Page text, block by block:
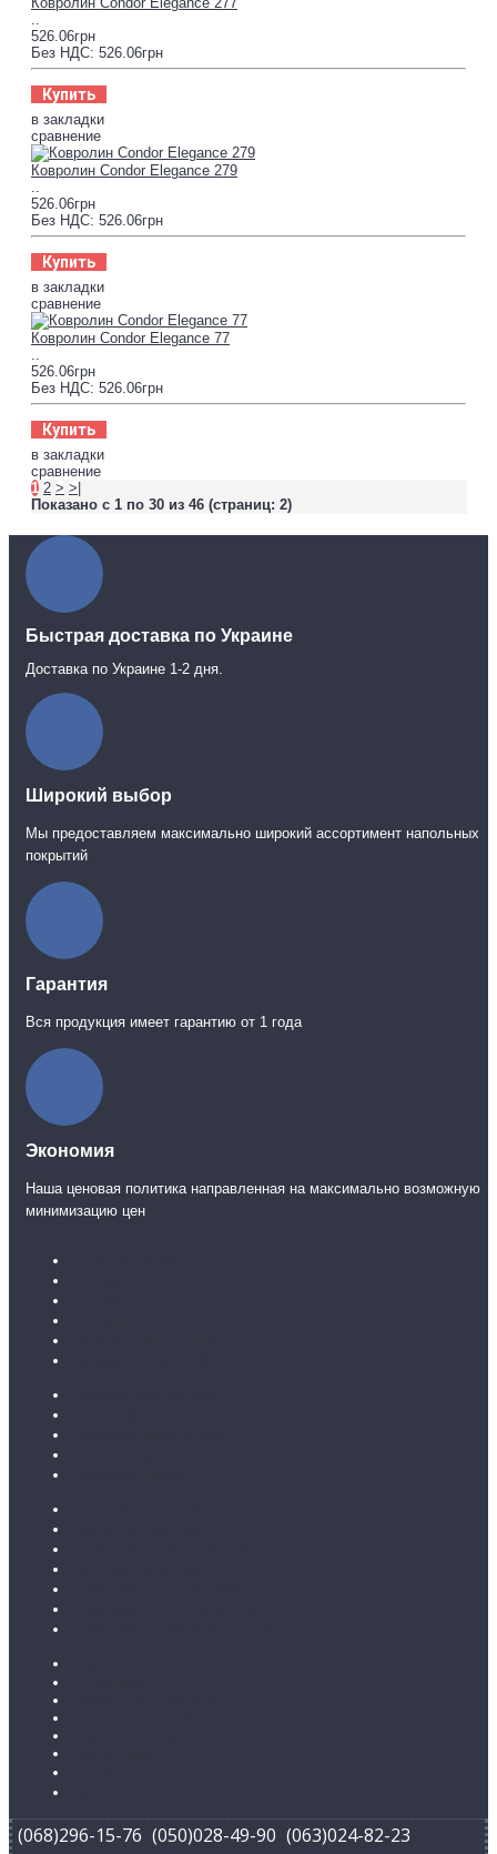
526.06грн
Без НДС: 526.06грн
Купить
в закладки
сравнение
Ковролин Condor Elegance 279
526.06грн
Без НДС: 526.06грн
Купить
в закладки
сравнение
Ковролин Condor Elegance 77
526.06грн
Без НДС: 526.06грн
Купить
в закладки
сравнение
1 2 > >|
Показано с 1 по 30 из 46 (страниц: 2)
Быстрая доставка по Украине
Доставка по Украине 1-2 дня.
Широкий выбор
Мы предоставляем максимально широкий ассортимент напольных
покрытий
Гарантия
Вся продукция имеет гарантию от 1 года
Экономия
Наша ценовая политика направленная на максимально возможную
минимизацию цен
(068)296-15-76 (050)028-49-90 (063)024-82-23